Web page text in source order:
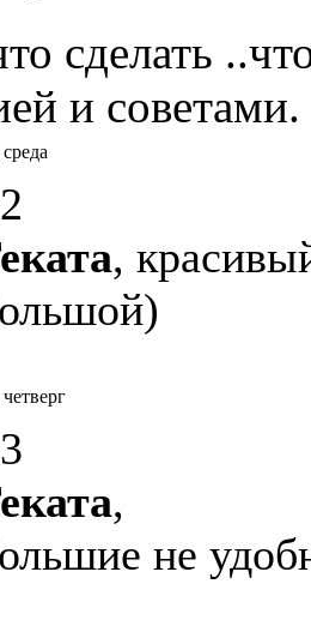
сделать
и советами.
,
,
не